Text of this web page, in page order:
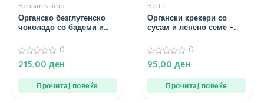
Benjamissimo
Органско безглутенско
чоколадо со бадеми и
0
од
0
215,00 ден
Прочитај повеќе
Bett`r
Органски крекери со
сусам и ленено семе –
0
од
0
95,00 ден
Прочитај повеќе